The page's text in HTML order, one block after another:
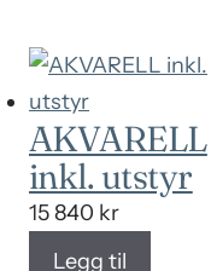
AKVARELL
inkl. utstyr
15 840 kr
Legg til